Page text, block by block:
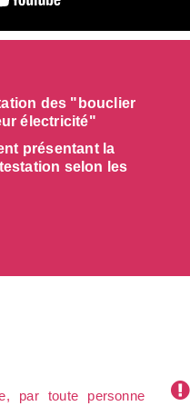
des "bouclier
électricité"
présentant la
selon les
par toute personne